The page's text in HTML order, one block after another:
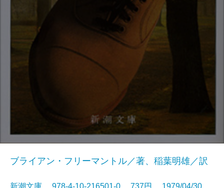
ブライアン・フリーマントル／著、稲葉明雄／訳
新潮文庫 978-4-10-216501-0 737円 1979/04/30